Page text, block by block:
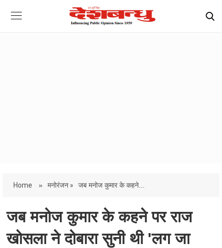
Home » मनोरंजन » जब मनोज कुमार के कहने...
जब मनोज कुमार के कहने पर राज
खोसला ने दोबारा सुनी थी 'लग जा